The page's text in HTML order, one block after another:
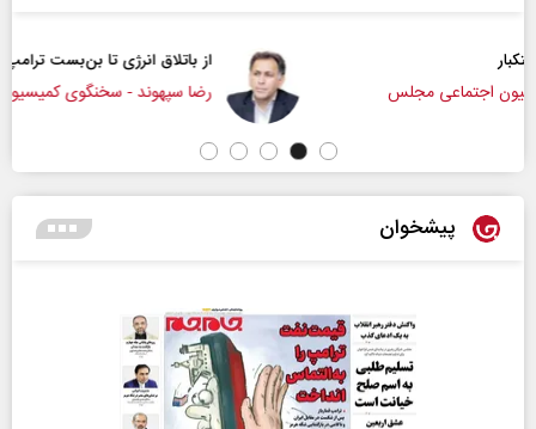
از باتلاق انرژی تا بن‌بست ترامپ
رضا سپهوند - سخنگوی کمیسیون انرژی مجلس
پیشخوان